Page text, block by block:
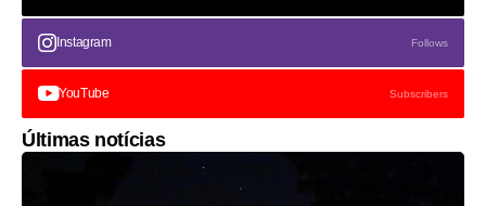
Instagram Follows
YouTube Subscribers
Últimas notícias